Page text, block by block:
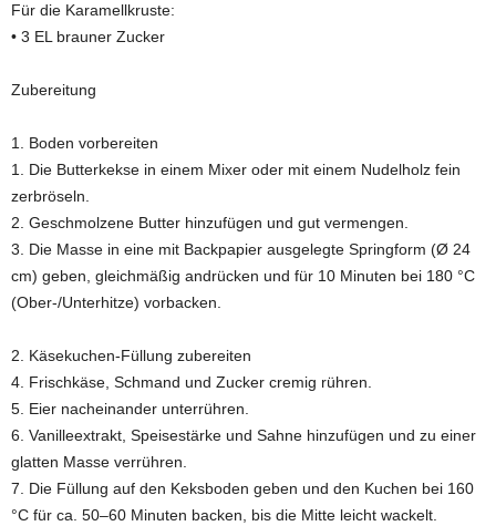
Für die Karamellkruste:
• 3 EL brauner Zucker
Zubereitung
1. Boden vorbereiten
1. Die Butterkekse in einem Mixer oder mit einem Nudelholz fein
zerbröseln.
2. Geschmolzene Butter hinzufügen und gut vermengen.
3. Die Masse in eine mit Backpapier ausgelegte Springform (Ø 24
cm) geben, gleichmäßig andrücken und für 10 Minuten bei 180 °C
(Ober-/Unterhitze) vorbacken.
2. Käsekuchen-Füllung zubereiten
4. Frischkäse, Schmand und Zucker cremig rühren.
5. Eier nacheinander unterrühren.
6. Vanilleextrakt, Speisestärke und Sahne hinzufügen und zu einer
glatten Masse verrühren.
7. Die Füllung auf den Keksboden geben und den Kuchen bei 160
°C für ca. 50–60 Minuten backen, bis die Mitte leicht wackelt.